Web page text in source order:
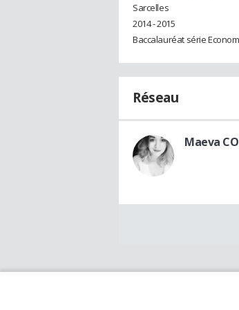
Sarcelles
2014 - 2015
Baccalauréat série
Réseau
Maeva